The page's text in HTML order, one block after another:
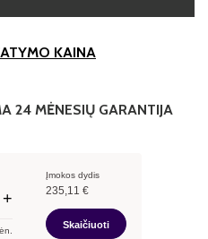
KAINA
24 MĖNESIŲ GARANTIJA